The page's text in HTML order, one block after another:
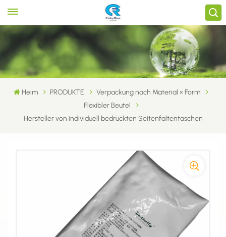
Heim PRODUKTE
Verpackung nach Material × Form
Flexibler Beutel
Hersteller von individuell bedruckten Seitenfaltentaschen